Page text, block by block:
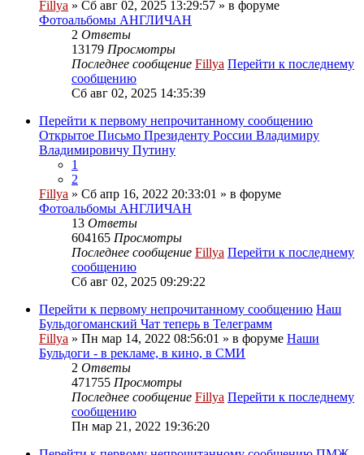
Fillya » Сб авг 02, 2025 13:29:57 » в форуме
Фотоальбомы АНГЛИЧАН
2 Ответы
13179 Просмотры
Последнее сообщение Fillya Перейти к последнему
сообщению
Сб авг 02, 2025 14:35:39
Перейти к первому непрочитанному сообщению
Открытое Письмо Президенту России Владимиру
Владимировичу Путину
1
2
Fillya » Сб апр 16, 2022 20:33:01 » в форуме
Фотоальбомы АНГЛИЧАН
13 Ответы
604165 Просмотры
Последнее сообщение Fillya Перейти к последнему
сообщению
Сб авг 02, 2025 09:29:22
Перейти к первому непрочитанному сообщению Наш
Бульдогоманский Чат теперь в Телеграмм
Fillya » Пн мар 14, 2022 08:56:01 » в форуме Наши
Бульдоги - в рекламе, в кино, в СМИ
2 Ответы
471755 Просмотры
Последнее сообщение Fillya Перейти к последнему
сообщению
Пн мар 21, 2022 19:36:20